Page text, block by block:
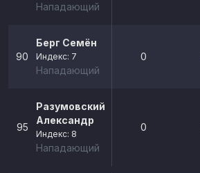
Нападающий
90
Берг Семён
Индекс: 7
Нападающий
0
95
Разумовский
Александр
Индекс: 8
Нападающий
0